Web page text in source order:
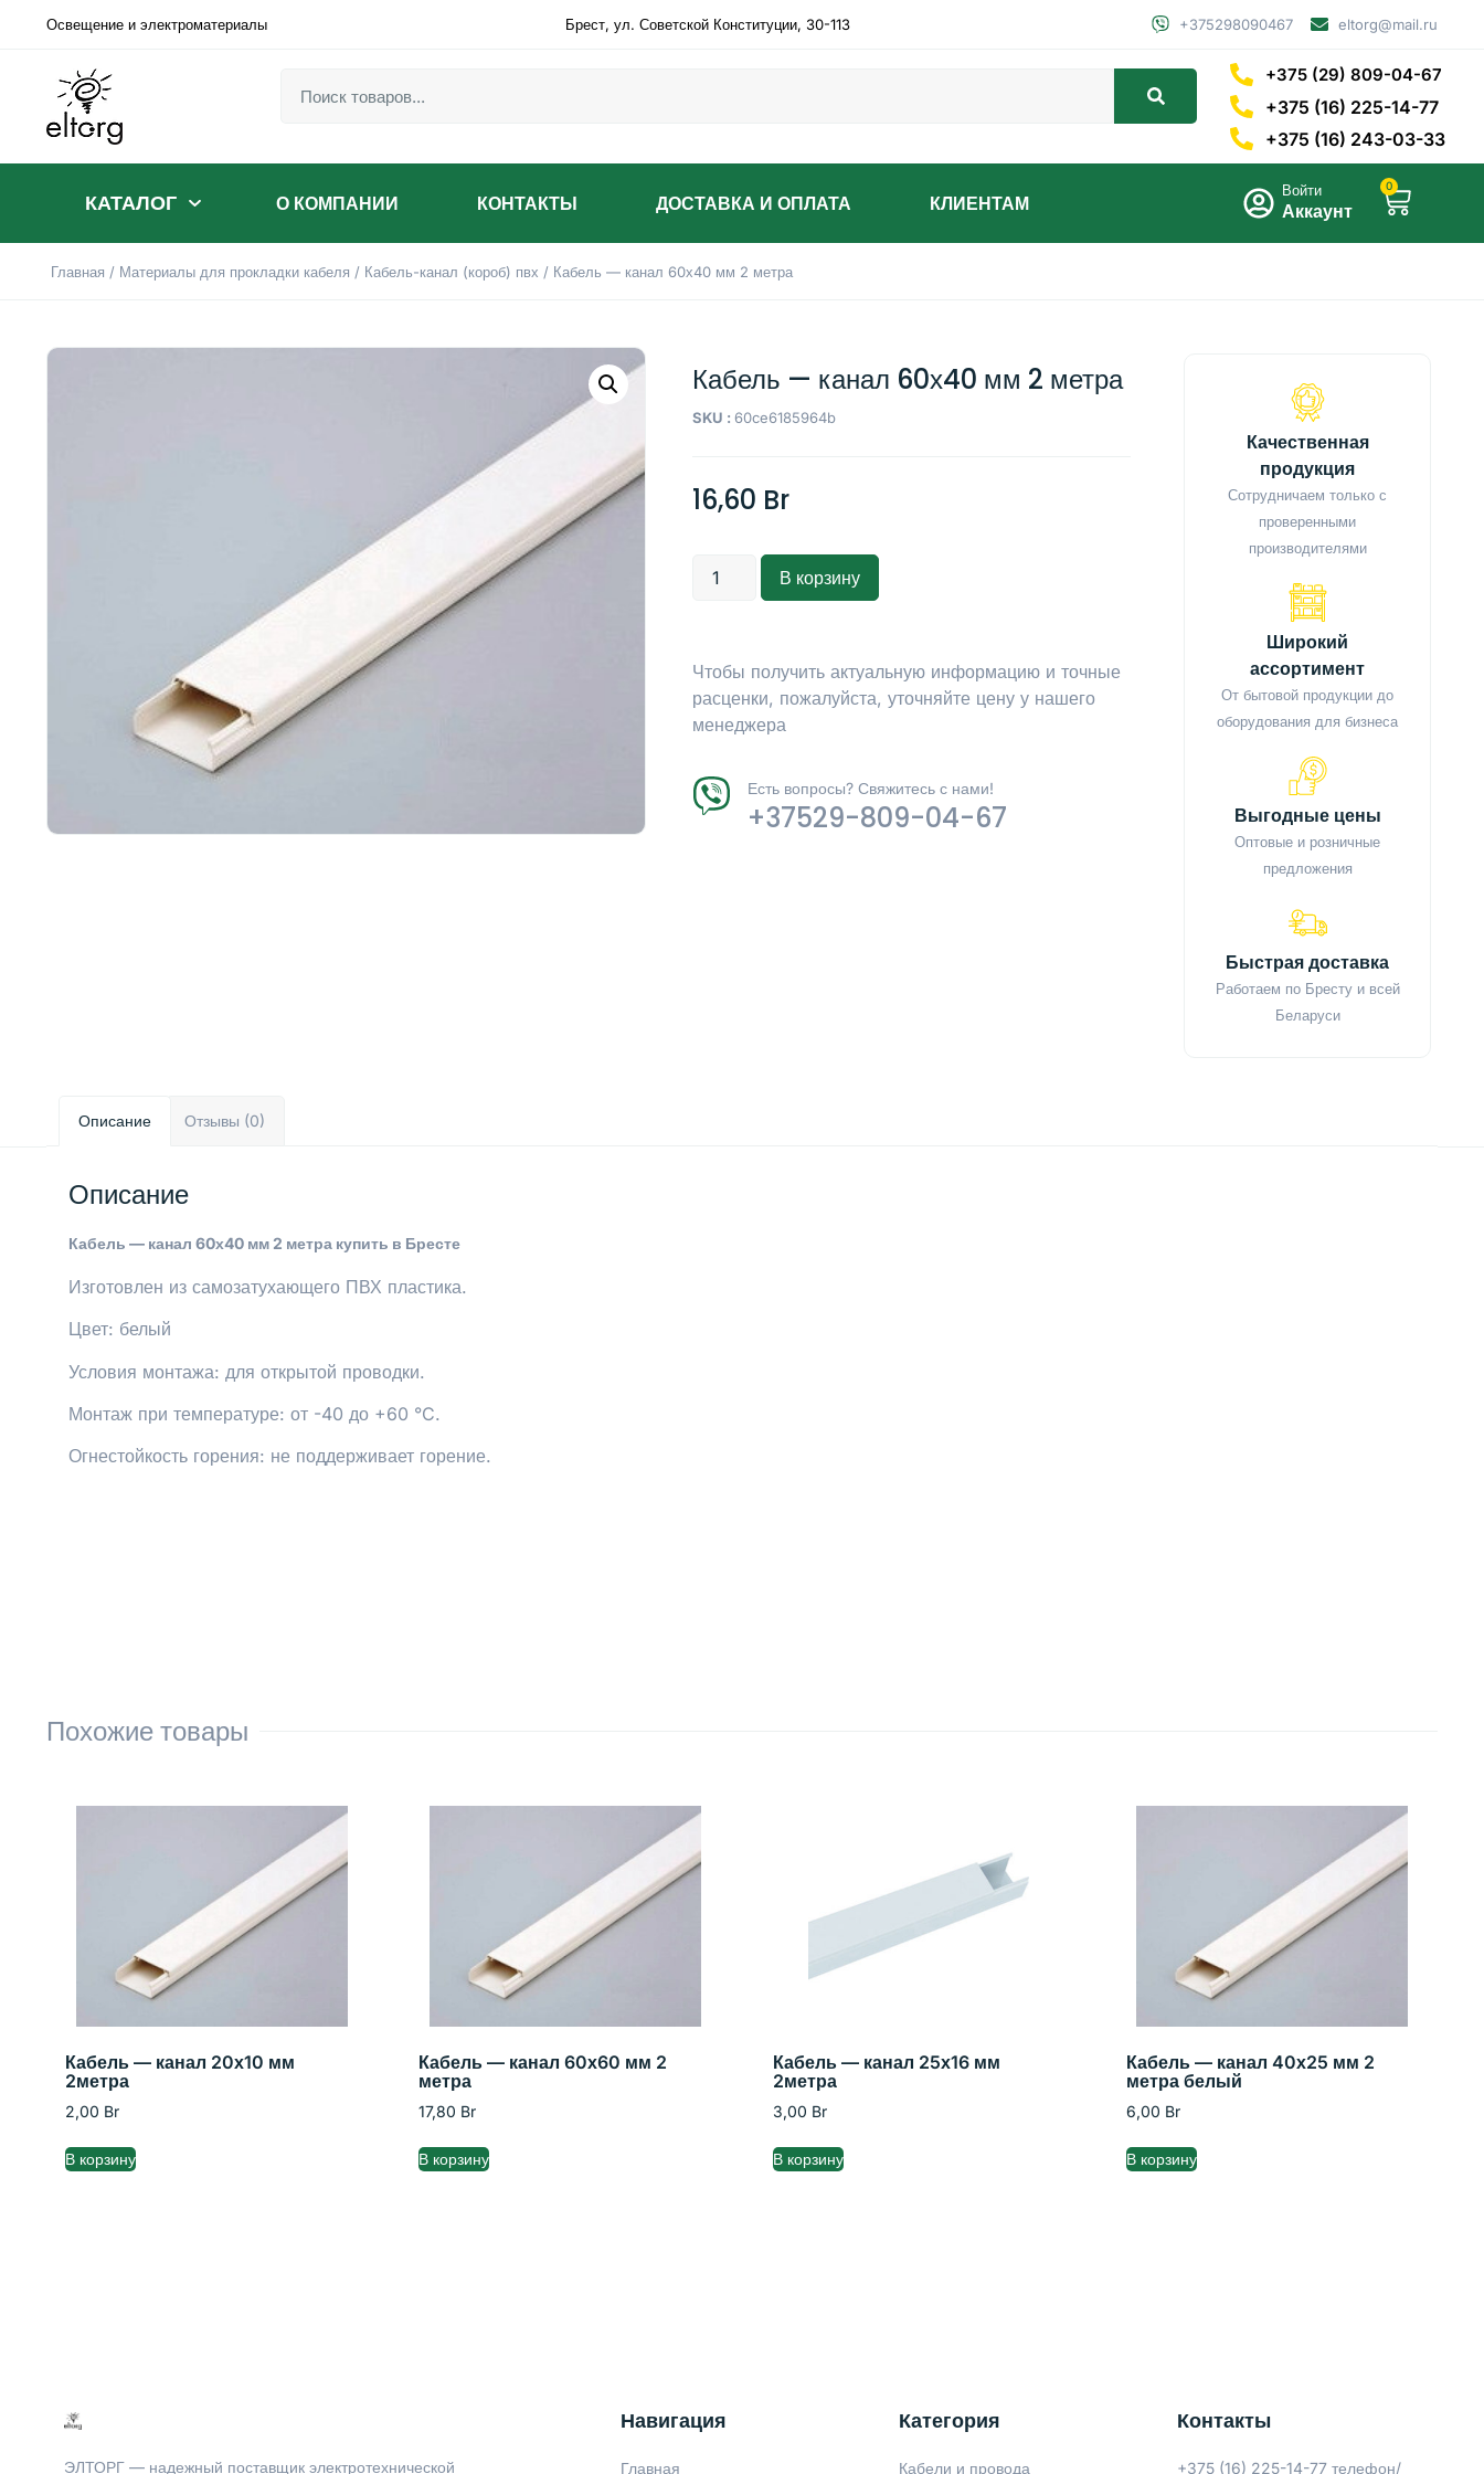
Освещение и электроматериалы Брест, ул. Советской Конституции, 30-113 +375298090467 eltorg@mail.ru
+375 (29) 809-04-67
+375 (16) 225-14-77
+375 (16) 243-03-33
КАТАЛОГ О КОМПАНИИ КОНТАКТЫ ДОСТАВКА И ОПЛАТА КЛИЕНТАМ
Войти
Аккаунт
0
Главная / Материалы для прокладки кабеля / Кабель-канал (короб) пвх / Кабель — канал 60х40 мм 2 метра
Кабель — канал 60х40 мм 2 метра
SKU :60ce6185964b
16,60 Br
В корзину
Чтобы получить актуальную информацию и точные
расценки, пожалуйста, уточняйте цену у нашего
менеджера
Есть вопросы? Свяжитесь с нами!
+37529-809-04-67
Качественная
продукция
Сотрудничаем только с
проверенными
производителями
Широкий
ассортимент
От бытовой продукции до
оборудования для бизнеса
Выгодные цены
Оптовые и розничные
предложения
Быстрая доставка
Работаем по Бресту и всей
Беларуси
Описание Отзывы (0)
Описание
Кабель — канал 60х40 мм 2 метра купить в Бресте
Изготовлен из самозатухающего ПВХ пластика.
Цвет: белый
Условия монтажа: для открытой проводки.
Монтаж при температуре: от -40 до +60 °C.
Огнестойкость горения: не поддерживает горение.
Похожие товары
Кабель — канал 20х10 мм
2метра
2,00 Br
В корзину
Кабель — канал 60х60 мм 2
метра
17,80 Br
В корзину
Кабель — канал 25х16 мм
2метра
3,00 Br
В корзину
Кабель — канал 40х25 мм 2
метра белый
6,00 Br
В корзину
ЭЛТОРГ — надежный поставщик электротехнической
Навигация
Главная
Категория
Кабели и провода
Контакты
+375 (16) 225-14-77 телефон/